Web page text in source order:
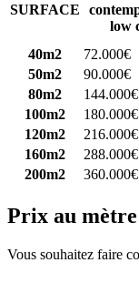
SURFACE
low
40m2
72.000€
50m2
90.000€
80m2
144.000€
100m2
180.000€
120m2
216.000€
160m2
288.000€
200m2
360.000€
Prix au
Vous souhaitez faire